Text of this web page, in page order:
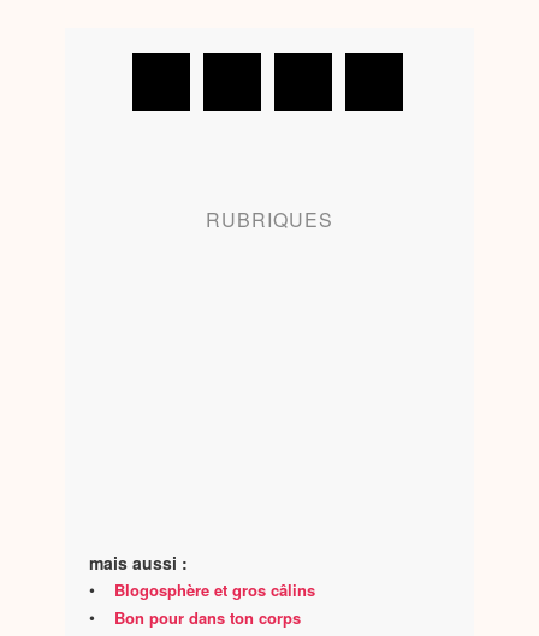
RUBRIQUES
mais aussi :
• Blogosphère et gros câlins
• Bon pour dans ton corps